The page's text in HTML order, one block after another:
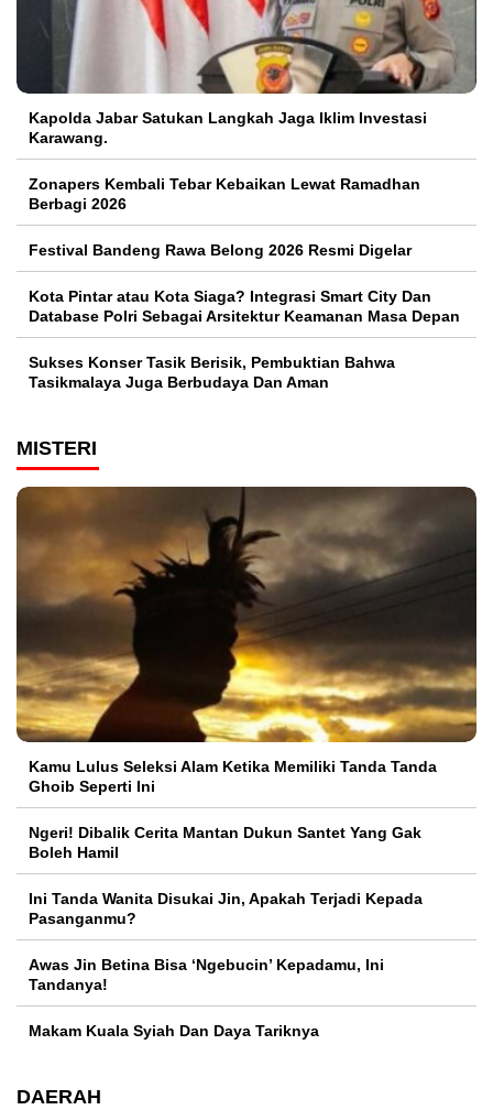
Kapolda Jabar Satukan Langkah Jaga Iklim Investasi
Karawang.
Zonapers Kembali Tebar Kebaikan Lewat Ramadhan
Berbagi 2026
Festival Bandeng Rawa Belong 2026 Resmi Digelar
Kota Pintar atau Kota Siaga? Integrasi Smart City Dan
Database Polri Sebagai Arsitektur Keamanan Masa Depan
Sukses Konser Tasik Berisik, Pembuktian Bahwa
Tasikmalaya Juga Berbudaya Dan Aman
MISTERI
Kamu Lulus Seleksi Alam Ketika Memiliki Tanda Tanda
Ghoib Seperti Ini
Ngeri! Dibalik Cerita Mantan Dukun Santet Yang Gak
Boleh Hamil
Ini Tanda Wanita Disukai Jin, Apakah Terjadi Kepada
Pasanganmu?
Awas Jin Betina Bisa ‘Ngebucin’ Kepadamu, Ini
Tandanya!
Makam Kuala Syiah Dan Daya Tariknya
DAERAH